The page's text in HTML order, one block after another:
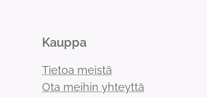
Kauppa
Tietoa meistä
Ota meihin yhteyttä